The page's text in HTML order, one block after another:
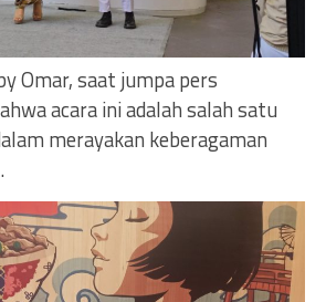
Omar, saat jumpa pers
acara ini adalah salah satu
merayakan keberagaman